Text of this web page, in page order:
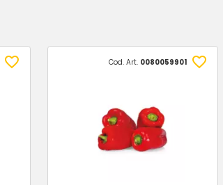
Cod. Art. 0080059901